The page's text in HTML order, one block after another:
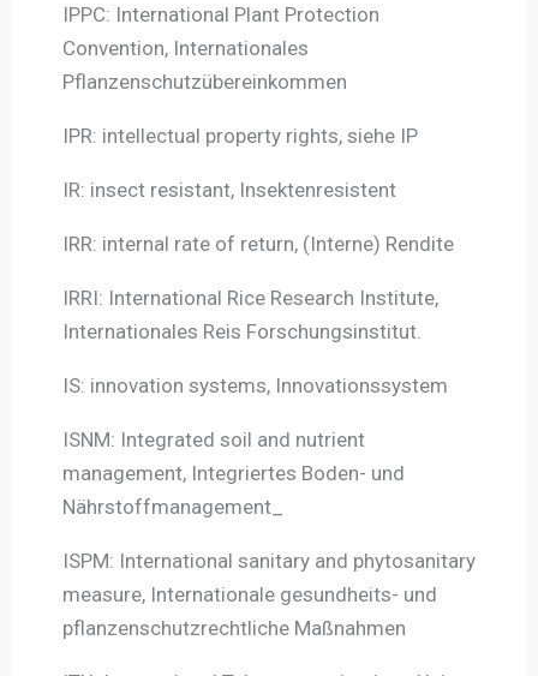
IPPC: International Plant Protection
Convention, Internationales
Pflanzenschutzübereinkommen
IPR: intellectual property rights, siehe IP
IR: insect resistant, Insektenresistent
IRR: internal rate of return, (Interne) Rendite
IRRI: International Rice Research Institute,
Internationales Reis Forschungsinstitut.
IS: innovation systems, Innovationssystem
ISNM: Integrated soil and nutrient
management, Integriertes Boden- und
Nährstoffmanagement_
ISPM: International sanitary and phytosanitary
measure, Internationale gesundheits- und
pflanzenschutzrechtliche Maßnahmen